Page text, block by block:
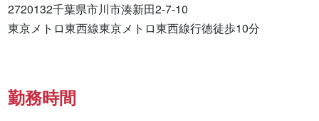
2720132千葉県市川市湊新田2-7-10
東京メトロ東西線東京メトロ東西線行徳徒歩10分
勤務時間